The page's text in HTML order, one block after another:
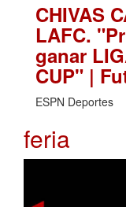
CHIVAS
LAFC.
ganar
CUP" |
ESPN Deportes
feria